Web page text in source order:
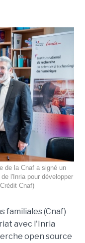
de la Cnaf a signé un
l'Inria pour développer
Cnaf)
familiales (Cnaf)
avec l'Inria
open source